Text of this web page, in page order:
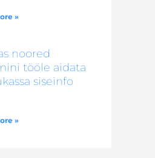
»
noored
tööle aidata
siseinfo
»